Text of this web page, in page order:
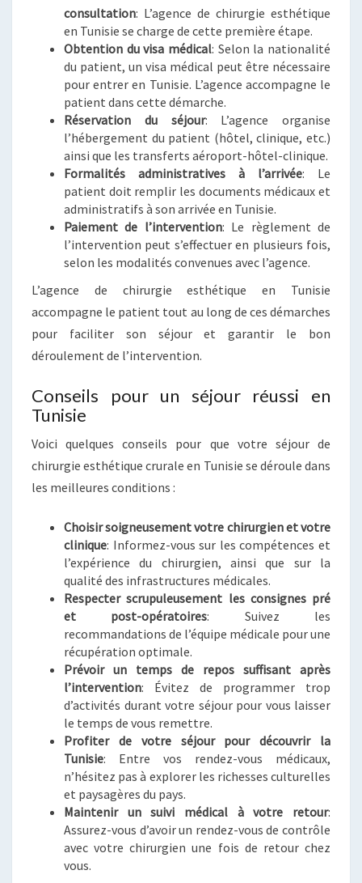
consultation: L’agence de chirurgie esthétique
en Tunisie se charge de cette première étape.
Obtention du visa médical: Selon la nationalité
du patient, un visa médical peut être nécessaire
pour entrer en Tunisie. L’agence accompagne le
patient dans cette démarche.
Réservation du séjour: L’agence organise
l’hébergement du patient (hôtel, clinique, etc.)
ainsi que les transferts aéroport-hôtel-clinique.
Formalités administratives à l’arrivée: Le
patient doit remplir les documents médicaux et
administratifs à son arrivée en Tunisie.
Paiement de l’intervention: Le règlement de
l’intervention peut s’effectuer en plusieurs fois,
selon les modalités convenues avec l’agence.
L’agence de chirurgie esthétique en Tunisie
accompagne le patient tout au long de ces démarches
pour faciliter son séjour et garantir le bon
déroulement de l’intervention.
Conseils pour un séjour réussi en
Tunisie
Voici quelques conseils pour que votre séjour de
chirurgie esthétique crurale en Tunisie se déroule dans
les meilleures conditions :
Choisir soigneusement votre chirurgien et votre
clinique: Informez-vous sur les compétences et
l’expérience du chirurgien, ainsi que sur la
qualité des infrastructures médicales.
Respecter scrupuleusement les consignes pré
et post-opératoires: Suivez les
recommandations de l’équipe médicale pour une
récupération optimale.
Prévoir un temps de repos suffisant après
l’intervention: Évitez de programmer trop
d’activités durant votre séjour pour vous laisser
le temps de vous remettre.
Profiter de votre séjour pour découvrir la
Tunisie: Entre vos rendez-vous médicaux,
n’hésitez pas à explorer les richesses culturelles
et paysagères du pays.
Maintenir un suivi médical à votre retour:
Assurez-vous d’avoir un rendez-vous de contrôle
avec votre chirurgien une fois de retour chez
vous.